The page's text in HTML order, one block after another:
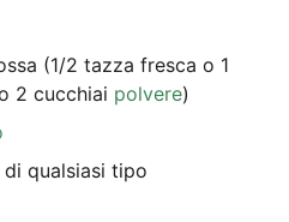
(1/2 taz­za fre­s­ca o 1
2 cuc­chi­ai pol­vere)
di qual­si­a­si tipo